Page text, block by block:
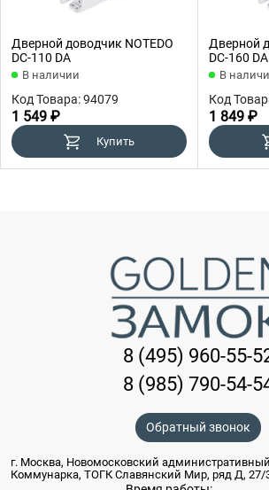
Дверной доводчик NOTEDO
DC-110 DA
В наличии
Код Товара: 94079
1 549 ₽
Купить
Дверной
DC-160 DA
В
Код
1 849 ₽
8 (495) 960-55-
8 (985) 790-54-
Обратный звонок
г. Москва, Новомосковский административный
Коммунарка, ТОГК Славянский Мир, ряд Д, 27/